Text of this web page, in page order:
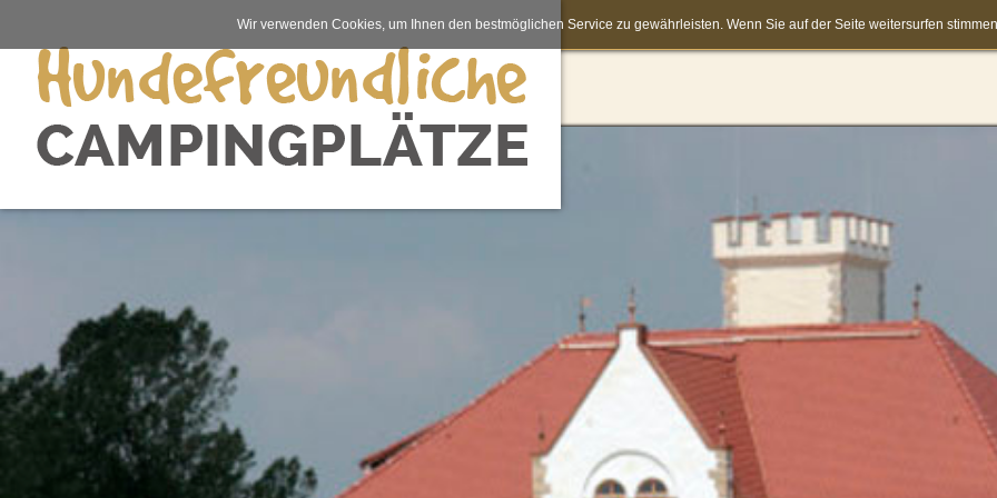
Wir verwenden Cookies, um Ihnen den bestmöglichen Service zu gewährleisten. Wenn Sie auf der Seite weitersurfen